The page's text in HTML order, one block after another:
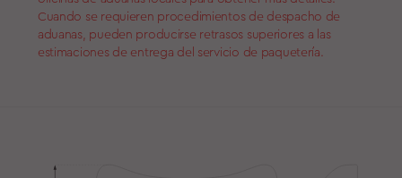
Cuando se requieren procedimientos de despacho de
aduanas, pueden producirse retrasos superiores a las
estimaciones de entrega del servicio de paquetería.